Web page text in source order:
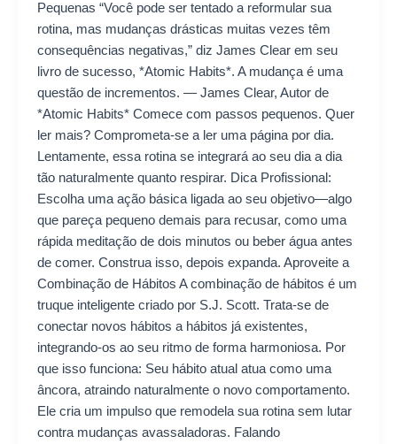
Pequenas “Você pode ser tentado a reformular sua
rotina, mas mudanças drásticas muitas vezes têm
consequências negativas,” diz James Clear em seu
livro de sucesso, *Atomic Habits*. A mudança é uma
questão de incrementos. — James Clear, Autor de
*Atomic Habits* Comece com passos pequenos. Quer
ler mais? Comprometa-se a ler uma página por dia.
Lentamente, essa rotina se integrará ao seu dia a dia
tão naturalmente quanto respirar. Dica Profissional:
Escolha uma ação básica ligada ao seu objetivo—algo
que pareça pequeno demais para recusar, como uma
rápida meditação de dois minutos ou beber água antes
de comer. Construa isso, depois expanda. Aproveite a
Combinação de Hábitos A combinação de hábitos é um
truque inteligente criado por S.J. Scott. Trata-se de
conectar novos hábitos a hábitos já existentes,
integrando-os ao seu ritmo de forma harmoniosa. Por
que isso funciona: Seu hábito atual atua como uma
âncora, atraindo naturalmente o novo comportamento.
Ele cria um impulso que remodela sua rotina sem lutar
contra mudanças avassaladoras. Falando